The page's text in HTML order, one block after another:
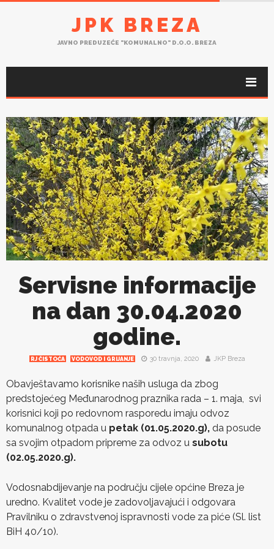
JPK BREZA
JAVNO PREDUZEĆE "KOMUNALNO" D.O.O. BREZA
Servisne informacije
na dan 30.04.2020
godine.
RJ ČISTOĆA VODOVOD I GRIJANJE 30 travnja, 2020 JKP Breza
Obavještavamo korisnike naših usluga da zbog
predstojećeg Međunarodnog praznika rada – 1. maja, svi
korisnici koji po redovnom rasporedu imaju odvoz
komunalnog otpada u petak (01.05.2020.g), da posude
sa svojim otpadom pripreme za odvoz u subotu
(02.05.2020.g).
Vodosnabdijevanje na području cijele općine Breza je
uredno. Kvalitet vode je zadovoljavajući i odgovara
Pravilniku o zdravstvenoj ispravnosti vode za piće (Sl. list
BiH 40/10).